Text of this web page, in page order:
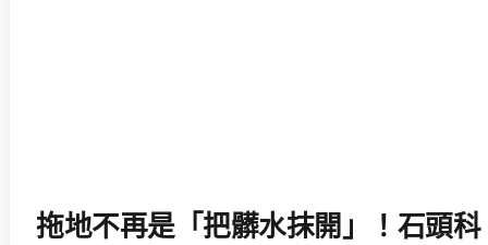
拖地不再是「把髒水抹開」！石頭科